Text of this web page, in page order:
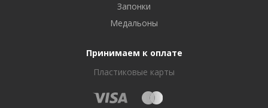
Запонки
Медальоны
Принимаем к оплате
Пластиковые карты